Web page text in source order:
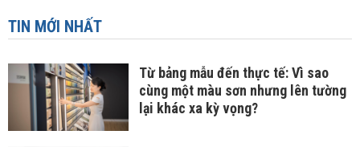
TIN MỚI NHẤT
Từ bảng mẫu đến thực tế: Vì sao
cùng một màu sơn nhưng lên tường
lại khác xa kỳ vọng?